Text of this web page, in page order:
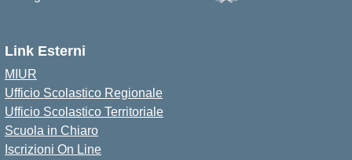
Link Esterni
MIUR
Ufficio Scolastico Regionale
Ufficio Scolastico Territoriale
Scuola in Chiaro
Iscrizioni On Line